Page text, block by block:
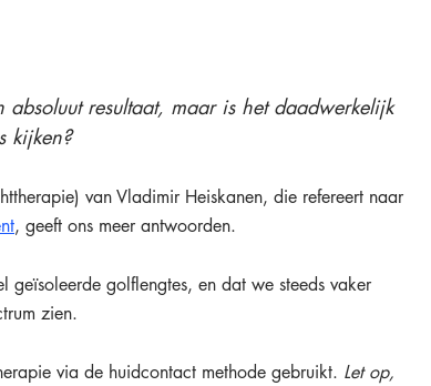
resultaat, maar is het daadwerkelijk
kijken?
van Vladimir Heiskanen, die refereert naar
, geeft ons meer antwoorden.
golflengtes, en dat we steeds vaker
zien.
via de huidcontact methode gebruikt. Let op,